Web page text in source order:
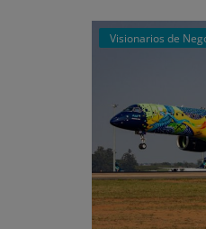
Visionarios de